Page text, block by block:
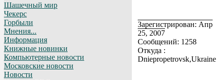
Шашечный мир
Чекерс
Горбыли
Мнения...
Информация
Книжные новинки
Компьютерные новости
Московские новости
Новости
Зарегистрирован: Апр
25, 2007
Сообщений: 1258
Откуда :
Dniepropetrovsk,Ukraine